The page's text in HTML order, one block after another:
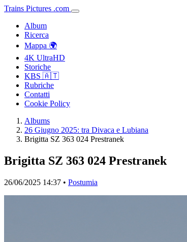
Trains Pictures .com
Album
Ricerca
Mappa 🌍
4K UltraHD
Storiche
KBS 🇦🇹
Rubriche
Contatti
Cookie Policy
Albums
26 Giugno 2025: tra Divaca e Lubiana
Brigitta SZ 363 024 Prestranek
Brigitta SZ 363 024 Prestranek
26/06/2025 14:37 • Postumia